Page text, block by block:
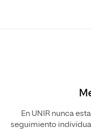
En UNIR nunca
seguimiento